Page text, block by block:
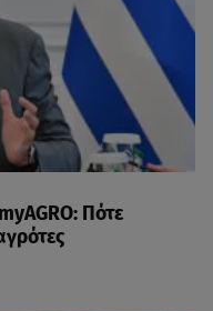
Πότε